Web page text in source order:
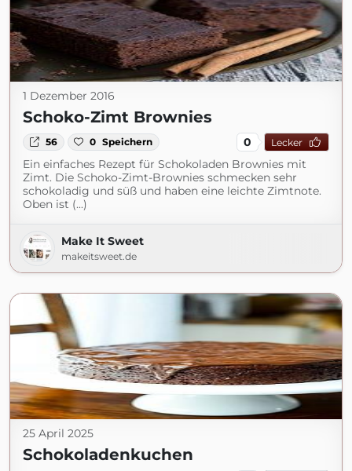
1 Dezember 2016
Schoko-Zimt Brownies
56 0 Speichern 0 Lecker
Ein einfaches Rezept für Schokoladen Brownies mit
Zimt. Die Schoko-Zimt-Brownies schmecken sehr
schokoladig und süß und haben eine leichte Zimtnote.
Oben ist (...)
Make It Sweet
makeitsweet.de
25 April 2025
Schokoladenkuchen